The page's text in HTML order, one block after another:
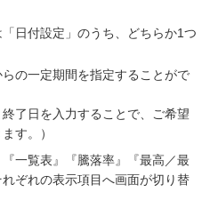
日付設定」のうち、どちらか1つ
らの一定期間を指定することがで
了日を入力することで、ご希望
す。）
一覧表』『騰落率』『最高／最
ぞれの表示項目へ画面が切り替